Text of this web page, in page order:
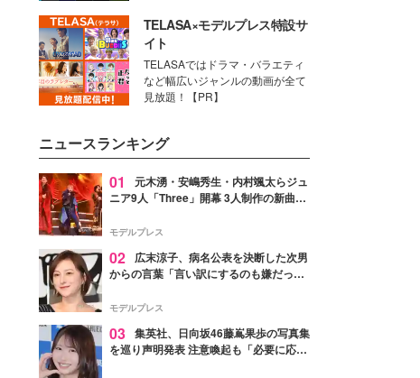
TELASA×モデルプレス特設サ
イト
TELASAではドラマ・バラエティ
など幅広いジャンルの動画が全て
見放題！【PR】
ニュースランキング
01
元木湧・安嶋秀生・内村颯太らジュ
ニア9人「Three」開幕 3人制作の新曲＆
進んで夢を掴みたい」【ゲネプロレポ】
モデルプレス
02
広末涼子、病名公表を決断した次男
からの言葉「言い訳にするのも嫌だっ
モデルプレス
03 集英社、日向坂46藤嶌果歩の写真集
を巡り声明発表 注意喚起も「必要に応じ